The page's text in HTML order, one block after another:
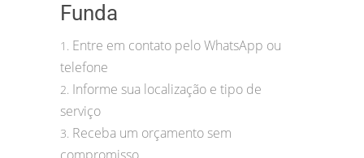
Funda
1. Entre em contato pelo WhatsApp ou
telefone
2. Informe sua localização e tipo de
serviço
3. Receba um orçamento sem